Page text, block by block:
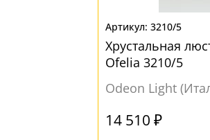
- бесплатно по России
- бесплатная доставка
3210/5
Хрустальная
Ofelia 3210/5
Odeon Light
14 510 ₽